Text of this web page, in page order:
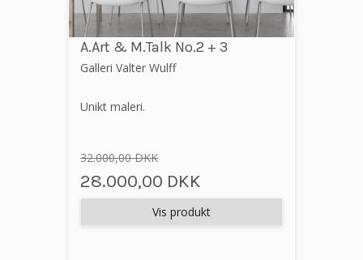
A.Art & M.Talk No.2 + 3
Galleri Valter Wulff
Unikt maleri.
32.000,00 DKK
28.000,00 DKK
Vis produkt